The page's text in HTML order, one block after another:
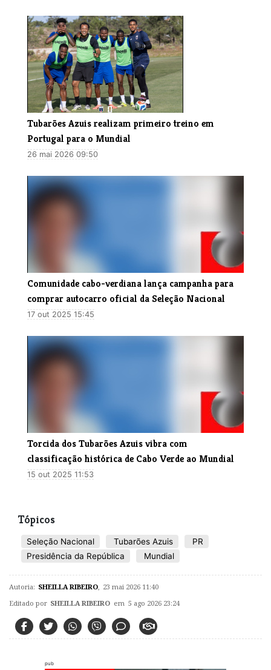
Tubarões Azuis realizam primeiro treino em
Portugal para o Mundial
26 mai 2026 09:50
Comunidade cabo-verdiana lança campanha para
comprar autocarro oficial da Seleção Nacional
17 out 2025 15:45
Torcida dos Tubarões Azuis vibra com
classificação histórica de Cabo Verde ao Mundial
15 out 2025 11:53
Tópicos
Seleção Nacional Tubarões Azuis
PR
Presidência da República
Mundial
Autoria: SHEILLA RIBEIRO, 23 mai 2026 11:40
Editado por SHEILLA RIBEIRO em 5 ago 2026 23:24
pub